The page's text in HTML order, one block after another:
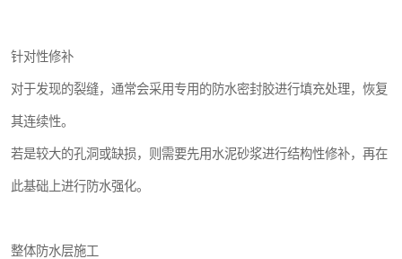
针对性修补
对于发现的裂缝，通常会采用专用的防水密封胶进行填充处理，恢复
其连续性。
若是较大的孔洞或缺损，则需要先用水泥砂浆进行结构性修补，再在
此基础上进行防水强化。
整体防水层施工